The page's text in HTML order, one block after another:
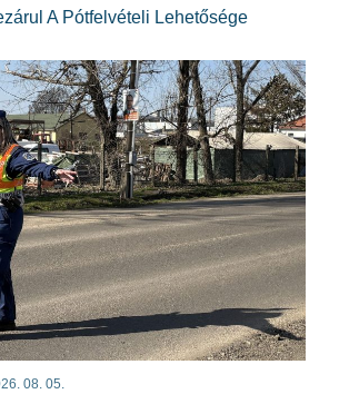
A Pótfelvételi Lehetősége
08. 05.